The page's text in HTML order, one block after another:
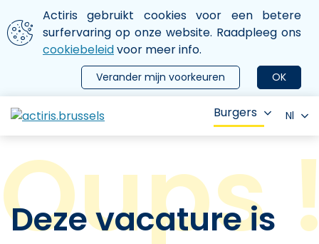
Aller au contenu principal
We gebruiken cookies
Actiris gebruikt cookies voor een betere
surfervaring op onze website. Raadpleeg ons
cookiebeleidvoor meer info.
OK
Verander mijn voorkeuren
le menu
Burgers Nl
Deze vacature is